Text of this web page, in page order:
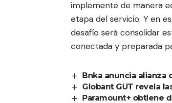
implemente de manera
etapa del servicio. Y en
desafío será consolidar
conectada y preparada
Bnka anuncia alianza
Globant GUT revela
Paramount+ obtiene